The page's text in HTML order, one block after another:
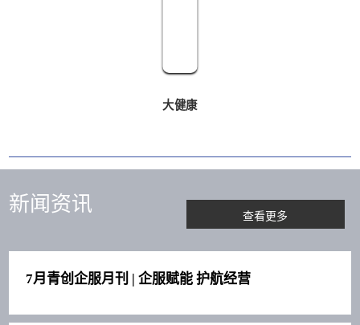
大健康
新闻资讯 查看更多
7月青创企服月刊 | 企服赋能 护航经营